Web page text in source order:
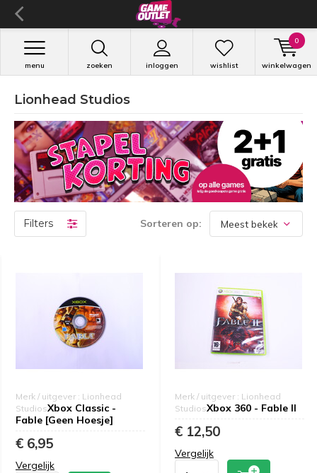
zoeken inloggen
menu wishlist winkelwagen
0
Lionhead Studios
Filters Sorteren op:
Merk / uitgever : Lionhead
StudiosXbox Classic -
Fable [Geen Hoesje]
€ 6,95
Vergelijk
Merk / uitgever : Lionhead
StudiosXbox 360 - Fable II
€ 12,50
Vergelijk